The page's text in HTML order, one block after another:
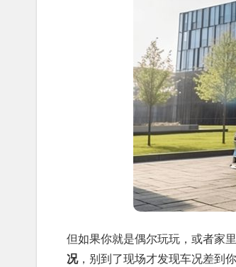
但如果你就是偶尔玩玩，或者家
况，别到了现场才发现车况差到